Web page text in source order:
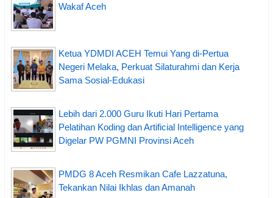
Wakaf Aceh
Ketua YDMDI ACEH Temui Yang di-Pertua
Negeri Melaka, Perkuat Silaturahmi dan Kerja
Sama Sosial-Edukasi
Lebih dari 2.000 Guru Ikuti Hari Pertama
Pelatihan Koding dan Artificial Intelligence yang
Digelar PW PGMNI Provinsi Aceh
PMDG 8 Aceh Resmikan Cafe Lazzatuna,
Tekankan Nilai Ikhlas dan Amanah